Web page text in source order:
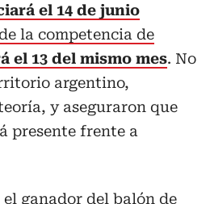
el 14 de junio
la competencia de
el 13 del mismo mes. No
argentino,
y aseguraron que
presente frente a
el ganador del balón de